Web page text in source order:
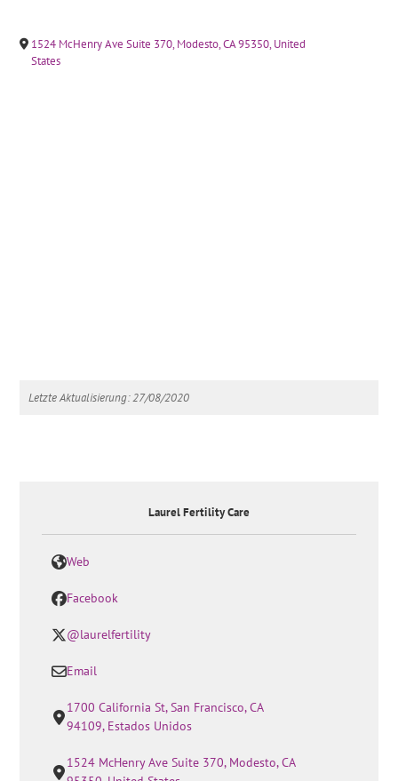
1524 McHenry Ave Suite 370, Modesto, CA 95350, United
States
Letzte Aktualisierung: 27/08/2020
Laurel Fertility Care
Web
Facebook
@laurelfertility
Email
1700 California St, San Francisco, CA
94109, Estados Unidos
1524 McHenry Ave Suite 370, Modesto, CA